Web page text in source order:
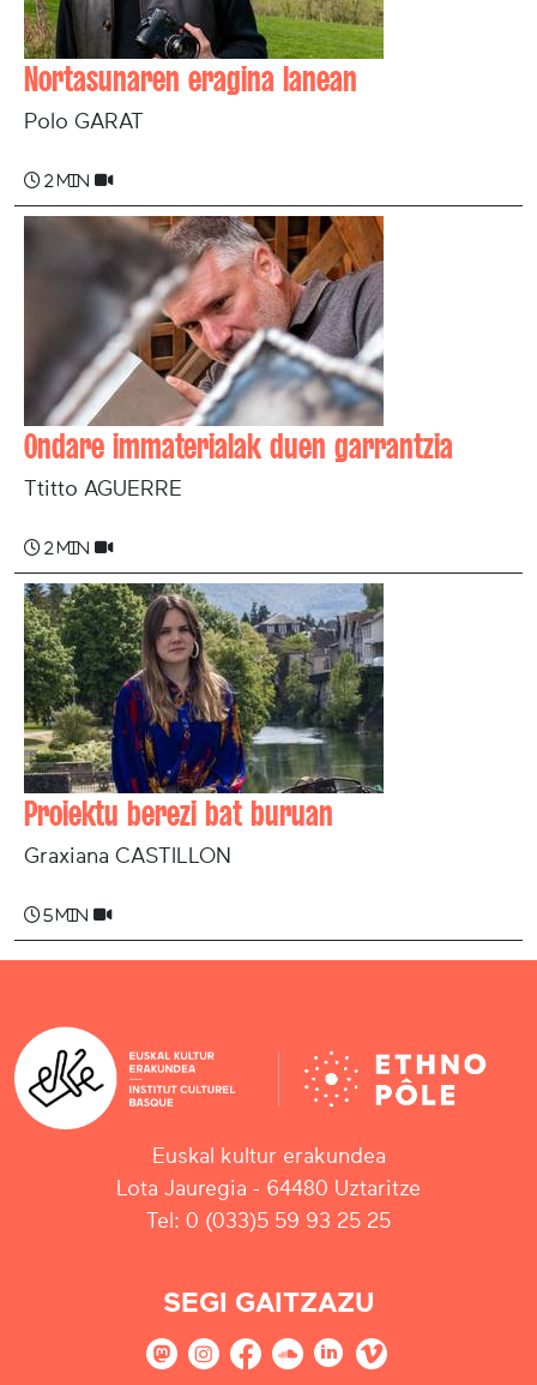
Nortasunaren eragina lanean
Polo GARAT
2 min
Ondare immaterialak duen garrantzia
Ttitto AGUERRE
2 min
Proiektu berezi bat buruan
Graxiana CASTILLON
5 min
Euskal kultur erakundea
Lota Jauregia - 64480 Uztaritze
Tel: 0 (033)5 59 93 25 25
SEGI GAITZAZU